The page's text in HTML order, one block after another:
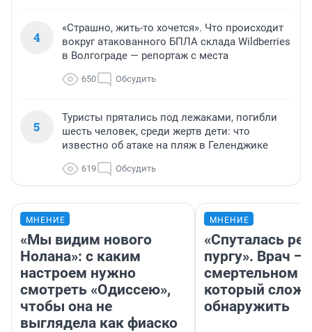
4
«Страшно, жить-то хочется». Что происходит
вокруг атакованного БПЛА склада Wildberries
в Волгограде — репортаж с места
650 Обсудить
5
Туристы прятались под лежаками, погибли
шесть человек, среди жертв дети: что
известно об атаке на пляж в Геленджике
619 Обсудить
МНЕНИЕ
«Мы видим нового
Нолана»: с каким
настроем нужно
смотреть «Одиссею»,
чтобы она не
выглядела как фиаско
МНЕНИЕ
«Спуталась
пургу». Врач —
смертельном
который
обнаружить